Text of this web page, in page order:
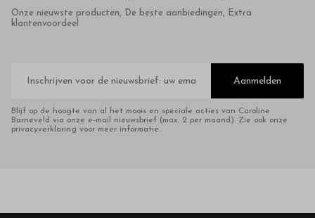
Onze nieuwste producten, De beste aanbiedingen, Extra
klantenvoordeel
mailadres
Aanmelden
Blijf op de hoogte van al het moois en speciale acties van Caroline
Barneveld via onze e-mail nieuwsbrief (max. 2 per maand). Zie ook onze
privacyverklaring voor meer informatie.